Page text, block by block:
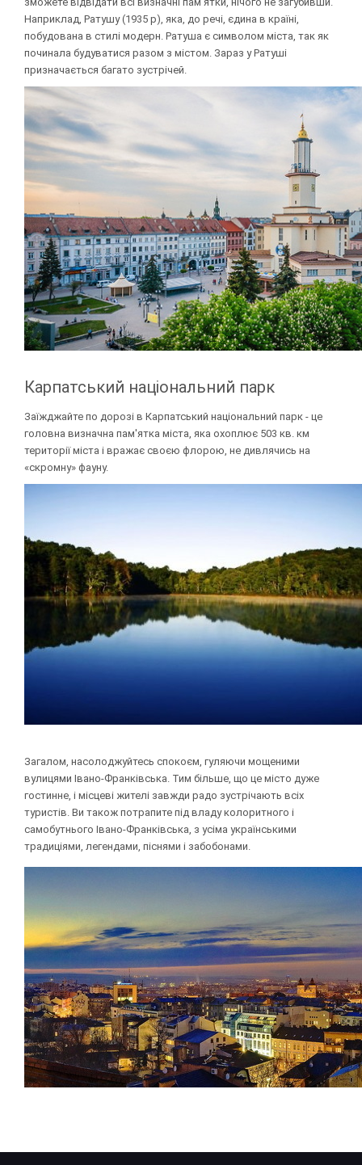
Наприклад, Ратушу (1935 р), яка, до речі, єдина в країні,
побудована в стилі модерн. Ратуша є символом міста, так як
починала будуватися разом з містом. Зараз у Ратуші
призначається багато зустрічей.
Карпатський національний парк
Заїжджайте по дорозі в Карпатський національний парк - це
головна визначна пам'ятка міста, яка охоплює 503 кв. км
території міста і вражає своєю флорою, не дивлячись на
«скромну» фауну.
Загалом, насолоджуйтесь спокоєм, гуляючи мощеними
вулицями Івано-Франківська. Тим більше, що це місто дуже
гостинне, і місцеві жителі завжди радо зустрічають всіх
туристів. Ви також потрапите під владу колоритного і
самобутнього Івано-Франківська, з усіма українськими
традиціями, легендами, піснями і забобонами.